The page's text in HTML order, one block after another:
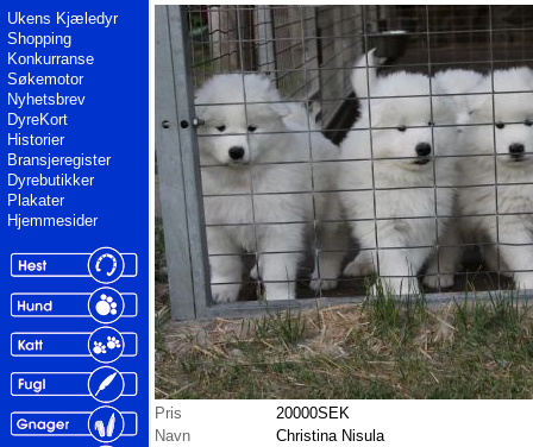
Ukens Kjæledyr
Shopping
Konkurranse
Søkemotor
Nyhetsbrev
DyreKort
Historier
Bransjeregister
Dyrebutikker
Plakater
Hjemmesider
Pris
20000SEK
Navn
Christina Nisula